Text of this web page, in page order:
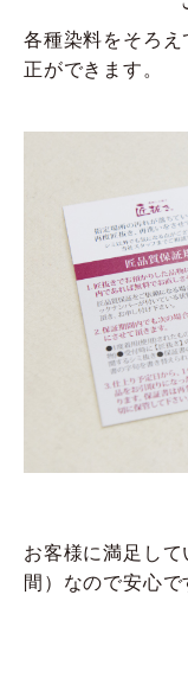
各種染料をそろ
正ができます。
お客様に満足し
間）なので安心で